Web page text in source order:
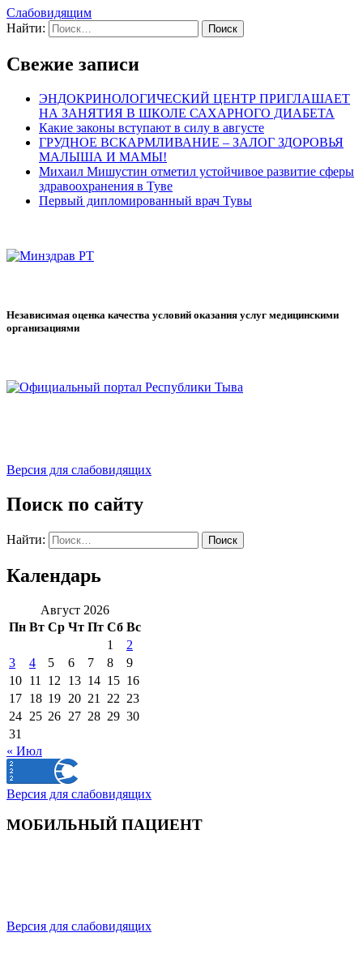
Слабовидящим
Найти:
Свежие записи
ЭНДОКРИНОЛОГИЧЕСКИЙ ЦЕНТР ПРИГЛАШАЕТ
НА ЗАНЯТИЯ В ШКОЛЕ САХАРНОГО ДИАБЕТА
Какие законы вступают в силу в августе
ГРУДНОЕ ВСКАРМЛИВАНИЕ – ЗАЛОГ ЗДОРОВЬЯ
МАЛЫША И МАМЫ!
Михаил Мишустин отметил устойчивое развитие сферы
здравоохранения в Туве
Первый дипломированный врач Тувы
Независимая оценка качества условий оказания услуг медицинскими
организациями
Версия для слабовидящих
Поиск по сайту
Найти:
Календарь
Август 2026
Пн Вт Ср Чт Пт Сб Вс
1
2
3
4 5 6 7 8
9
10 11 12 13 14 15 16
17 18 19 20 21 22 23
24 25 26 27 28 29 30
31
« Июл
Версия для слабовидящих
МОБИЛЬНЫЙ ПАЦИЕНТ
Версия для слабовидящих